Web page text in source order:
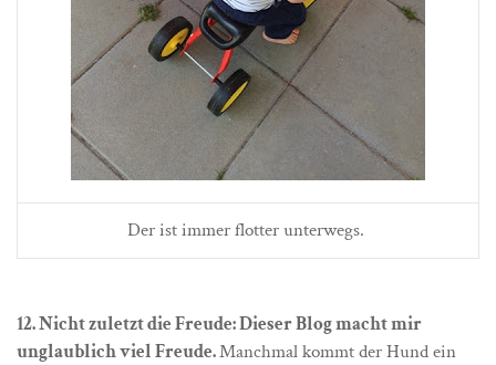
Der ist immer flotter unterwegs.
12. Nicht zuletzt die Freude: Dieser Blog macht mir
unglaublich viel Freude.Manchmal kommt der Hund ein